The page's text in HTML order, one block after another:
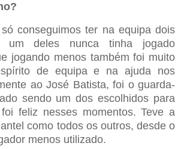
conseguimos ter na equipa dois
um deles nunca tinha jogado
jogando menos também foi muito
de equipa e na ajuda nos
ao José Batista, foi o guarda-
sendo um dos escolhidos para
feliz nesses momentos. Teve a
como todos os outros, desde o
menos utilizado.